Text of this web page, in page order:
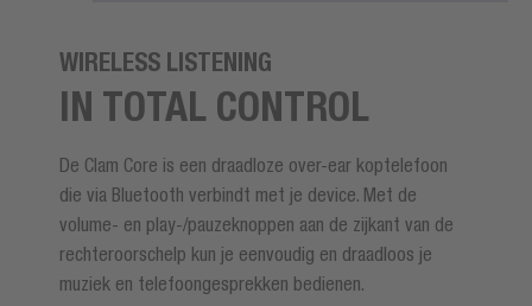
WIRELESS LISTENING
IN TOTAL CONTROL
De Clam Core is een draadloze over-ear koptelefoon
die via Bluetooth verbindt met je device. Met de
volume- en play-/pauzeknoppen aan de zijkant van de
rechteroorschelp kun je eenvoudig en draadloos je
muziek en telefoongesprekken bedienen.